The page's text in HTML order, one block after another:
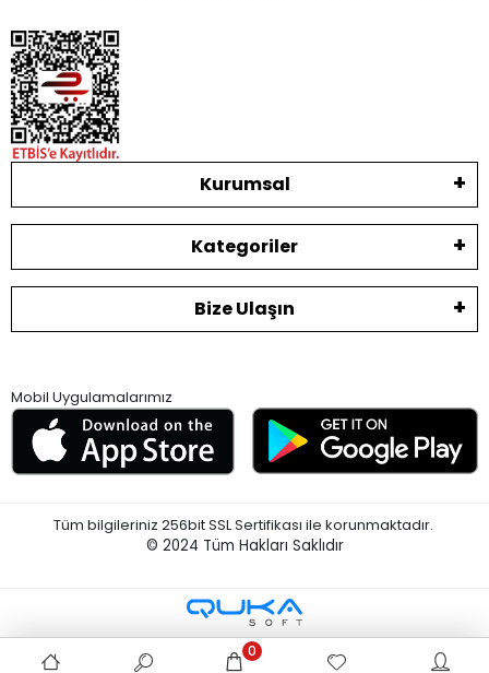
Kurumsal
Kategoriler
Bize Ulaşın
Mobil Uygulamalarımız
Tüm bilgileriniz 256bit SSL Sertifikası ile korunmaktadır.
© 2024 Tüm Hakları Saklıdır
0